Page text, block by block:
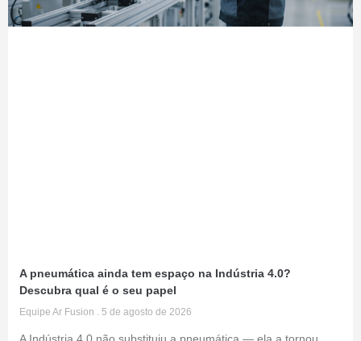
A pneumática ainda tem espaço na Indústria 4.0?
Descubra qual é o seu papel
Equipe Ar Fusion 5 de agosto de 2026